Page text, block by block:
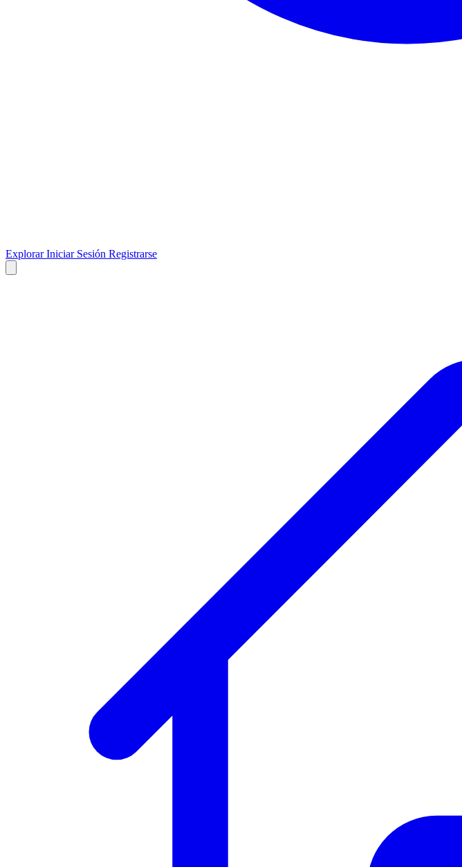
ExplorarIniciar Sesión Registrarse